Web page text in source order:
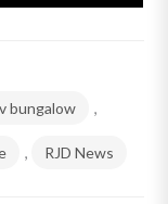
bungalow ,
, RJD News